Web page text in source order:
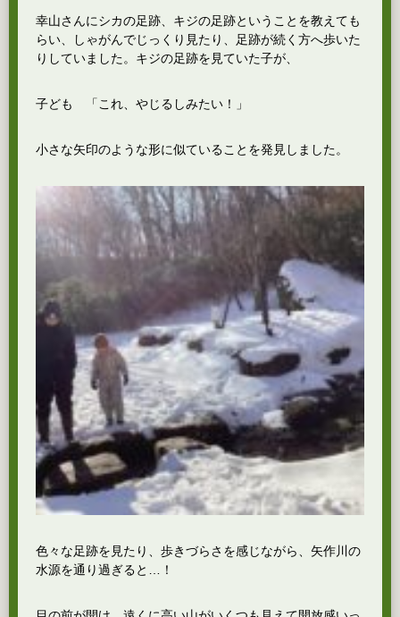
幸山さんにシカの足跡、キジの足跡ということを教えても
らい、しゃがんでじっくり見たり、足跡が続く方へ歩いた
りしていました。キジの足跡を見ていた子が、
子ども 「これ、やじるしみたい！」
小さな矢印のような形に似ていることを発見しました。
色々な足跡を見たり、歩きづらさを感じながら、矢作川の
水源を通り過ぎると…！